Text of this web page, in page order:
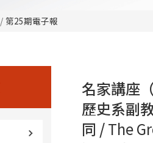
/ 第25期電子報
名家講座
歷史系副
同 /The